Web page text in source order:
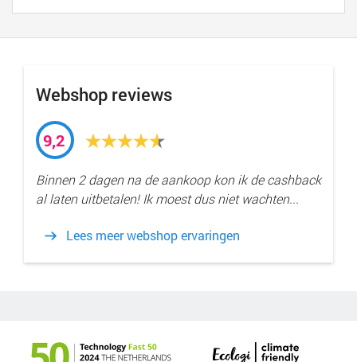
Webshop reviews
9,2
Binnen 2 dagen na de aankoop kon ik de cashback
al laten uitbetalen! Ik moest dus niet wachten...
Lees meer webshop ervaringen